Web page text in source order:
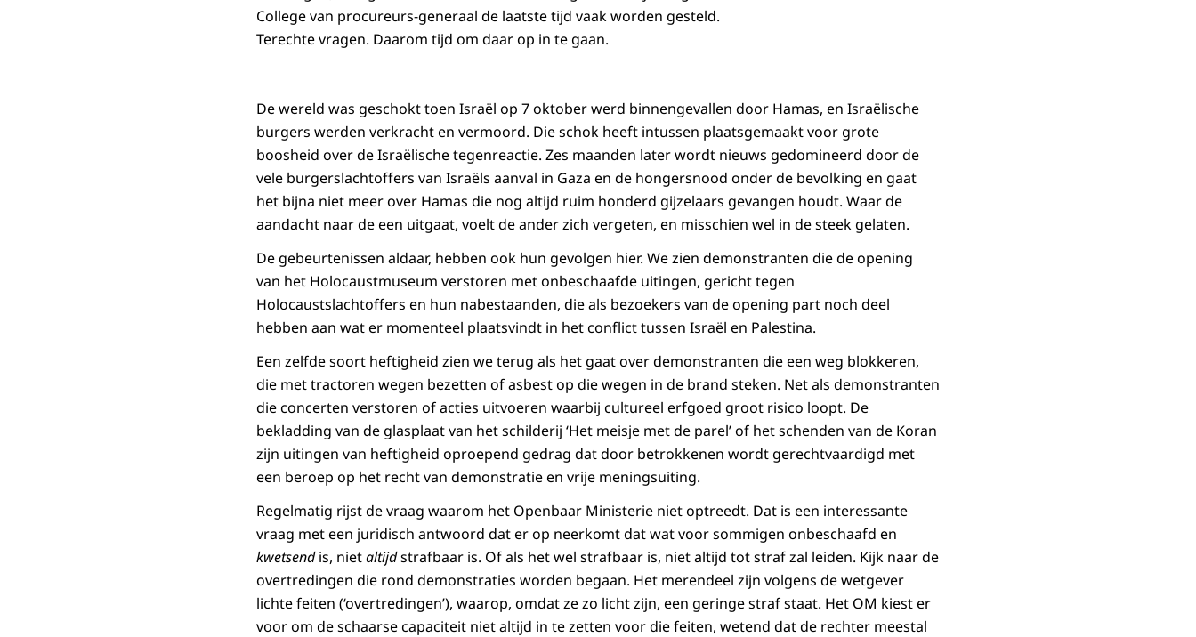
College van procureurs-generaal de laatste tijd vaak worden gesteld.
Terechte vragen. Daarom tijd om daar op in te gaan.
De wereld was geschokt toen Israël op 7 oktober werd binnengevallen door Hamas, en Israëlische
burgers werden verkracht en vermoord. Die schok heeft intussen plaatsgemaakt voor grote
boosheid over de Israëlische tegenreactie. Zes maanden later wordt nieuws gedomineerd door de
vele burgerslachtoffers van Israëls aanval in Gaza en de hongersnood onder de bevolking en gaat
het bijna niet meer over Hamas die nog altijd ruim honderd gijzelaars gevangen houdt. Waar de
aandacht naar de een uitgaat, voelt de ander zich vergeten, en misschien wel in de steek gelaten.
De gebeurtenissen aldaar, hebben ook hun gevolgen hier. We zien demonstranten die de opening
van het Holocaustmuseum verstoren met onbeschaafde uitingen, gericht tegen
Holocaustslachtoffers en hun nabestaanden, die als bezoekers van de opening part noch deel
hebben aan wat er momenteel plaatsvindt in het conflict tussen Israël en Palestina.
Een zelfde soort heftigheid zien we terug als het gaat over demonstranten die een weg blokkeren,
die met tractoren wegen bezetten of asbest op die wegen in de brand steken. Net als demonstranten
die concerten verstoren of acties uitvoeren waarbij cultureel erfgoed groot risico loopt. De
bekladding van de glasplaat van het schilderij ‘Het meisje met de parel’ of het schenden van de Koran
zijn uitingen van heftigheid oproepend gedrag dat door betrokkenen wordt gerechtvaardigd met
een beroep op het recht van demonstratie en vrije meningsuiting.
Regelmatig rijst de vraag waarom het Openbaar Ministerie niet optreedt. Dat is een interessante
vraag met een juridisch antwoord dat er op neerkomt dat wat voor sommigen onbeschaafd en
kwetsendis, nietaltijdstrafbaar is. Of als het wel strafbaar is, niet altijd tot straf zal leiden. Kijk naar de
overtredingen die rond demonstraties worden begaan. Het merendeel zijn volgens de wetgever
lichte feiten (‘overtredingen’), waarop, omdat ze zo licht zijn, een geringe straf staat. Het OM kiest er
voor om de schaarse capaciteit niet altijd in te zetten voor die feiten, wetend dat de rechter meestal